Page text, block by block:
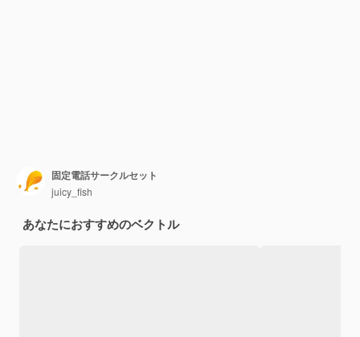
固定電話サークルセット
juicy_fish
あなたにおすすめのベクトル